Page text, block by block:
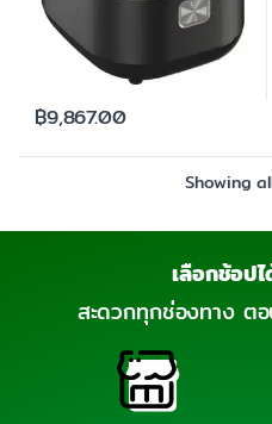
฿9,867.00
Showing
เลือกช้อป
สะดวกทุกช่องทาง ต